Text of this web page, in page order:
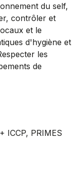
du self,
contrôler et
et le
d'hygiène et
les
de
ICCP, PRIMES